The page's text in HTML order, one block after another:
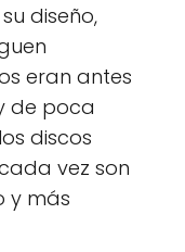
diseño,
eran antes
de poca
discos
vez son
y más